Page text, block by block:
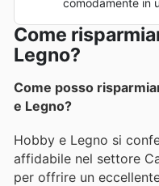
Come
Legno?
Come posso
e Legno?
Hobby e Legno si
affidabile nel settore
per offrire un